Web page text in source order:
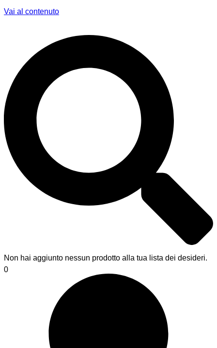
Vai al contenuto
Non hai aggiunto nessun prodotto alla tua lista dei desideri.
0